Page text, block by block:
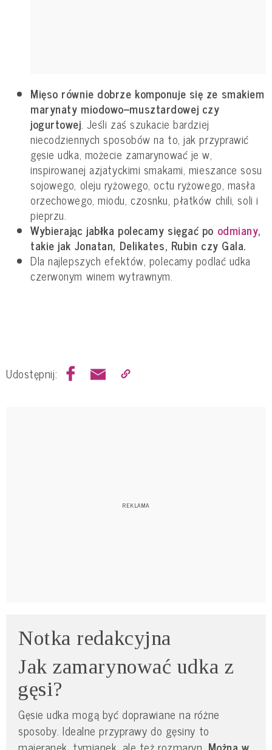
Mięso równie dobrze komponuje się ze smakiem
marynaty miodowo–musztardowej czy
jogurtowej. Jeśli zaś szukacie bardziej
niecodziennych sposobów na to, jak przyprawić
gęsie udka, możecie zamarynować je w,
inspirowanej azjatyckimi smakami, mieszance sosu
sojowego, oleju ryżowego, octu ryżowego, masła
orzechowego, miodu, czosnku, płatków chili, soli i
pieprzu.
Wybierając jabłka polecamy sięgać po odmiany,
takie jak Jonatan, Delikates, Rubin czy Gala.
Dla najlepszych efektów, polecamy podlać udka
czerwonym winem wytrawnym.
Udostępnij:
Notka redakcyjna
Jak zamarynować udka z
gęsi?
Gęsie udka mogą być doprawiane na różne
sposoby. Idealne przyprawy do gęsiny to